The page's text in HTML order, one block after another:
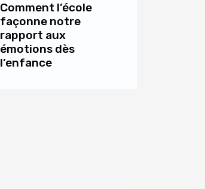
Comment l’école
façonne notre
rapport aux
émotions dès
l’enfance